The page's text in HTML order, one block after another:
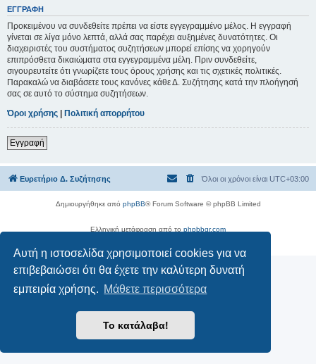
Αυτή η ιστοσελίδα χρησιμοποιεί cookies για να
επιβεβαιώσει ότι θα έχετε την καλύτερη δυνατή
εμπειρία χρήσης. Μάθετε περισσότερα
Το κατάλαβα!
ΕΓΓΡΑΦΉ
Προκειμένου να συνδεθείτε πρέπει να είστε εγγεγραμμένο μέλος. Η εγγραφή
γίνεται σε λίγα μόνο λεπτά, αλλά σας παρέχει αυξημένες δυνατότητες. Οι
διαχειριστές του συστήματος συζητήσεων μπορεί επίσης να χορηγούν
επιπρόσθετα δικαιώματα στα εγγεγραμμένα μέλη. Πριν συνδεθείτε,
σιγουρευτείτε ότι γνωρίζετε τους όρους χρήσης και τις σχετικές πολιτικές.
Παρακαλώ να διαβάσετε τους κανόνες κάθε Δ. Συζήτησης κατά την πλοήγησή
σας σε αυτό το σύστημα συζητήσεων.
Όροι χρήσης | Πολιτική απορρήτου
Εγγραφή
Ευρετήριο Δ. Συζήτησης Όλοι οι χρόνοι είναι UTC+03:00
Δημιουργήθηκε από phpBB® Forum Software © phpBB Limited
Ελληνική μετάφραση από το phpbbgr.com